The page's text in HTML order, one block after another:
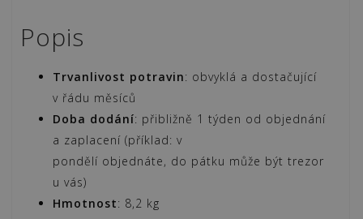
zelená
dobroty)
množství
Popis
Trvanlivost potravin: obvyklá a dostačující
v řádu měsíců
Doba dodání: přibližně 1 týden od objednání
a zaplacení (příklad: v
pondělí objednáte, do pátku může být trezor
u vás)
Hmotnost: 8,2 kg